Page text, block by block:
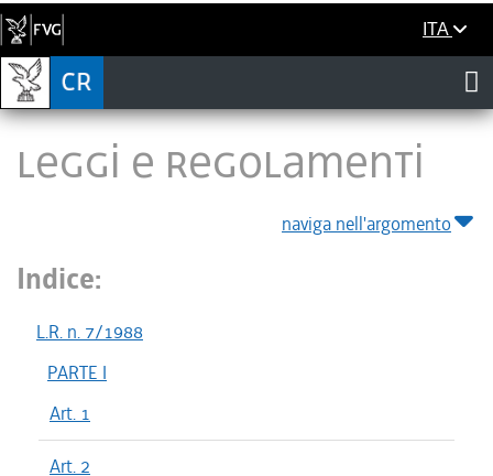
ITA
LEGGI E REGOLAMENTI
naviga nell'argomento
Indice:
L.R. n. 7/1988
PARTE I
Art. 1
Art. 2